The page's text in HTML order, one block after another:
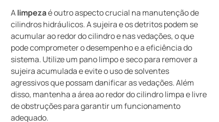
Alimpezaé outro aspecto crucial na manutenção de
cilindros hidráulicos. A sujeira e os detritos podem se
acumular ao redor do cilindro e nas vedações, o que
pode comprometer o desempenho e a eficiência do
sistema. Utilize um pano limpo e seco para remover a
sujeira acumulada e evite o uso de solventes
agressivos que possam danificar as vedações. Além
disso, mantenha a área ao redor do cilindro limpa e livre
de obstruções para garantir um funcionamento
adequado.